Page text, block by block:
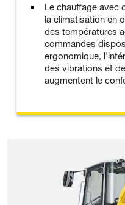
Le chauffage avec
la climatisation en
des températures
commandes
ergonomique,
des vibrations et
augmentent le